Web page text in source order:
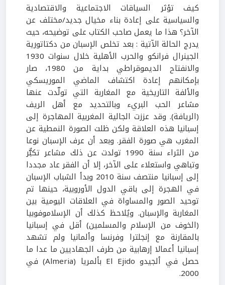
كيف تؤثر السياقات الاجتماعية والاقتصادية
والسياسية على إعادة بناء مخيال جديد/مختلف عن
الآخر؟ هذا ما يعمل صاحب الكتاب على توضيحه، حيث
يدرج الحالة الآتية : بعد تخلص الإسبان من دكتاتورية
الجينرال فرانكو والحرب الأهلية خلال سنوات 1930
والانفتاح الديموقراطي بداية من 1980، صار
بإمكانهم إعادة اكتشاف الماضي الموريسكي
والألفة التاريخية مع المغاربة التي تولّدت عنها
مشاعر الحب البريء وبالتحديد مع أهل الريف
(الريافة). وقد عززت الجالية المغربية المهاجرة إلى
إسبانيا هذه العلاقة ولكن ظلت الصورة النمطية عن
المغرب هي صورة الفقر. وبعد أن عرف الإسبان نوعا
من الثراء سنة 1990 تولدت عن ذلك مشاعر تكبٌّر
وتباهي واستعلاء على الآخر، إلا أن الفقر عاد مجددا
إلى إسبانيا منتصف سنة 2010 وبدأ الشباب الإسبان
في الهجرة إلى باقي الدول الأوروبية، حينها تم
توحيد الصور والمساواة في العلاقات اليومية بين
المغاربة والإسبان. ويٌلاحظ كذلك أن الإسلاموفوبيا
(الخوف من الإسلام والمسلمين) أقل في إسبانيا
بالمقارنة مع إنجلترا وفرنسا وألمانيا ولم تشهد
إسبانيا أعمالا إرهابية من طرف الجهاديين ما عدا ما
حصل في ألجيدو El Ejido بألمريا (Almeria) في
2000.